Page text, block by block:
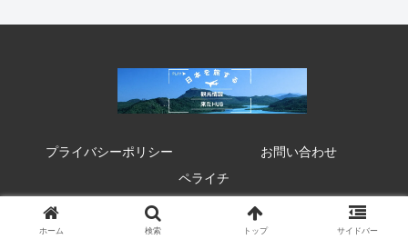
プライバシーポリシー
お問い合わせ
ペライチ
© 2020 来たHUB 観光 イベント 祭り お得情報.
ホーム 検索 トップ サイドバー